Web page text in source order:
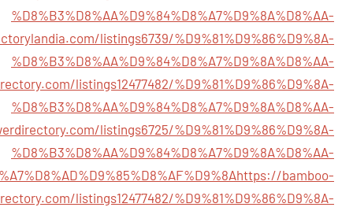
%D8%B3%D8%AA%D9%84%D8%A7%D9%8A%D8%AA-
listings6739/%D9%81%D9%86%D9%8A-
%D8%B3%D8%AA%D9%84%D8%A7%D9%8A%D8%AA-
listings12477482/%D9%81%D9%86%D9%8A-
%D8%B3%D8%AA%D9%84%D8%A7%D9%8A%D8%AA-
listings6725/%D9%81%D9%86%D9%8A-
%D8%B3%D8%AA%D9%84%D8%A7%D9%8A%D8%AA-
https://bamboo-
listings12477482/%D9%81%D9%86%D9%8A-